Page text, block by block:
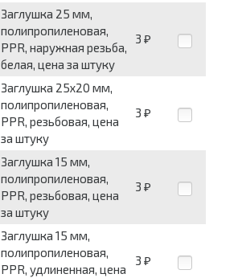
Заглушка 25 мм,
полипропиленовая,
PPR, наружная резьба,
белая, цена за штуку
3 ₽
Заглушка 25х20 мм,
полипропиленовая,
PPR, резьбовая, цена
за штуку
3 ₽
Заглушка 15 мм,
полипропиленовая,
PPR, резьбовая, цена
за штуку
3 ₽
Заглушка 15 мм,
полипропиленовая,
PPR, удлиненная, цена
3 ₽